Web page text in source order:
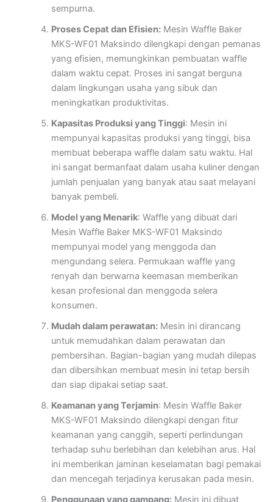
sempurna.
Proses Cepat dan Efisien:Mesin Waffle Baker
MKS-WF01 Maksindo dilengkapi dengan pemanas
yang efisien, memungkinkan pembuatan waffle
dalam waktu cepat. Proses ini sangat berguna
dalam lingkungan usaha yang sibuk dan
meningkatkan produktivitas.
Kapasitas Produksi yang Tinggi: Mesin ini
mempunyai kapasitas produksi yang tinggi, bisa
membuat beberapa waffle dalam satu waktu. Hal
ini sangat bermanfaat dalam usaha kuliner dengan
jumlah penjualan yang banyak atau saat melayani
banyak pembeli.
Model yang Menarik: Waffle yang dibuat dari
Mesin Waffle Baker MKS-WF01 Maksindo
mempunyai model yang menggoda dan
mengundang selera. Permukaan waffle yang
renyah dan berwarna keemasan memberikan
kesan profesional dan menggoda selera
konsumen.
Mudah dalam perawatan:Mesin ini dirancang
untuk memudahkan dalam perawatan dan
pembersihan. Bagian-bagian yang mudah dilepas
dan dibersihkan membuat mesin ini tetap bersih
dan siap dipakai setiap saat.
Keamanan yang Terjamin: Mesin Waffle Baker
MKS-WF01 Maksindo dilengkapi dengan fitur
keamanan yang canggih, seperti perlindungan
terhadap suhu berlebihan dan kelebihan arus. Hal
ini memberikan jaminan keselamatan bagi pemakai
dan mencegah terjadinya kerusakan pada mesin.
Penggunaan yang gampang:Mesin ini dibuat